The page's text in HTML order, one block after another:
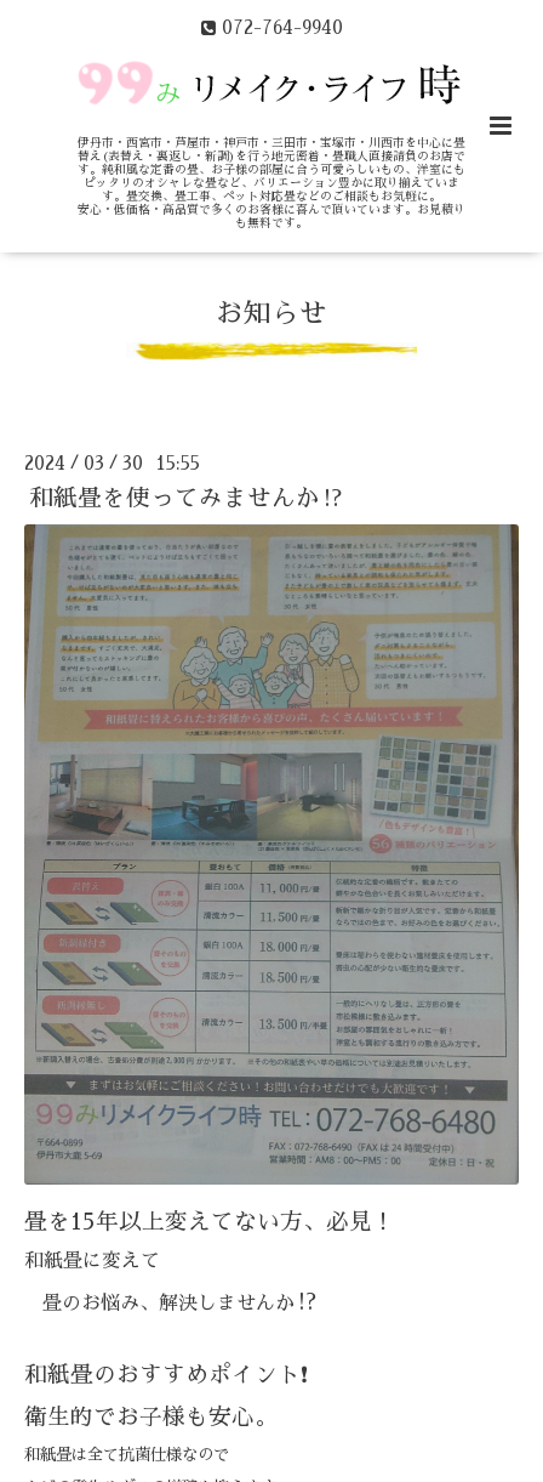
072-764-9940
伊丹市・西宮市・芦屋市・神戸市・三田市・宝塚市・川西市を中心に畳
替え(表替え・裏返し・新調)を行う地元密着・畳職人直接請負のお店で
す。純和風な定番の畳、お子様の部屋に合う可愛らしいもの、洋室にも
ピッタリのオシャレな畳など、バリエーション豊かに取り揃えていま
す。畳交換、畳工事、ペット対応畳などのご相談もお気軽に。
安心・低価格・高品質で多くのお客様に喜んで頂いています。お見積り
も無料です。
お知らせ
2024 / 03 / 30 15:55
和紙畳を使ってみませんか⁉️
畳を15年以上変えてない方、必見 ！
和紙畳に変えて
畳のお悩み、解決しませんか ⁉️
和紙畳のおすすめポイント❗
衛生的でお子様も安心。
和紙畳は全て抗菌仕様なので